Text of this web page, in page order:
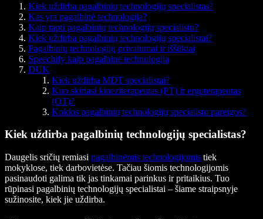
Kiek uždirba pagalbinių technologijų specialistas?
Kas yra pagalbinė technologija?
Kaip tapti pagalbinių technologijų specialistu?
Kiek uždirba pagalbinių technologijų specialistai?
Pagalbinių technologijų privalumai ir iššūkiai
Speechify kaip pagalbinė technologija
DUK
Kiek uždirba MDT specialistai?
Kuo skiriasi kineziterapeutas (PT) ir ergoterapeutas
(OT)?
Kokios pagalbinių technologijų specialisto pareigos?
Kiek uždirba pagalbinių technologijų specialistas?
Daugelis sričių remiasi pagalbinėmis technologijomis tiek
mokyklose, tiek darbovietėse. Tačiau šiomis technologijomis
pasinaudoti galima tik jas tinkamai parinkus ir pritaikius. Tuo
rūpinasi pagalbinių technologijų specialistai – šiame straipsnyje
sužinosite, kiek jie uždirba.